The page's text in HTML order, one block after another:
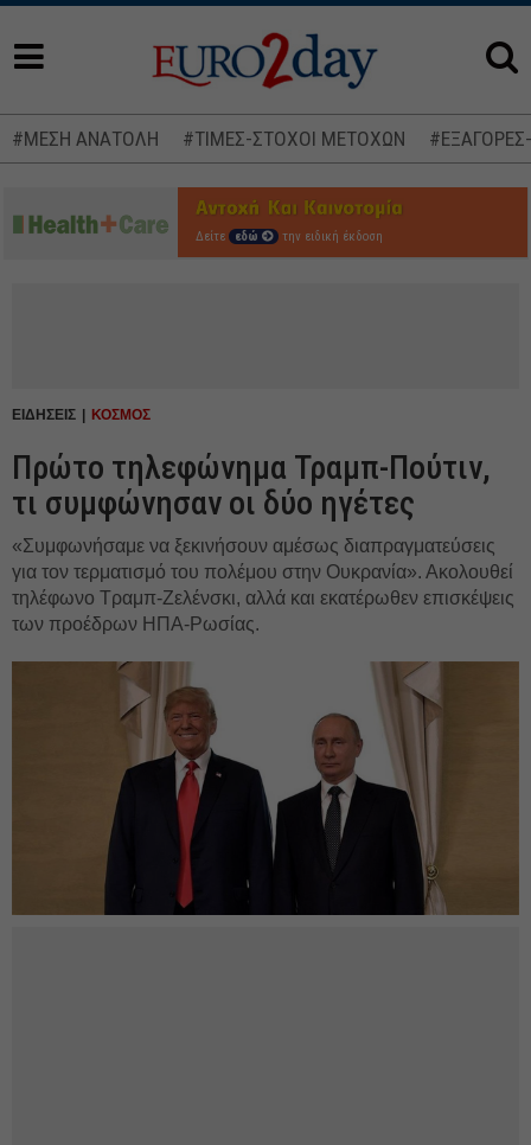
#ΜΕΣΗ ΑΝΑΤΟΛΗ #ΤΙΜΕΣ-ΣΤΟΧΟΙ ΜΕΤΟΧΩΝ
Δείτε εδώ την ειδική έκδοση
ΕΙΔΗΣΕΙΣ ΚΟΣΜΟΣ
Πρώτο τηλεφώνημα Τραμπ-Πούτιν,
τι συμφώνησαν οι δύο ηγέτες
«Συμφωνήσαμε να ξεκινήσουν αμέσως διαπραγματεύσεις
για τον τερματισμό του πολέμου στην Ουκρανία». Ακολουθεί
τηλέφωνο Τραμπ-Ζελένσκι, αλλά και εκατέρωθεν επισκέψεις
των προέδρων ΗΠΑ-Ρωσίας.